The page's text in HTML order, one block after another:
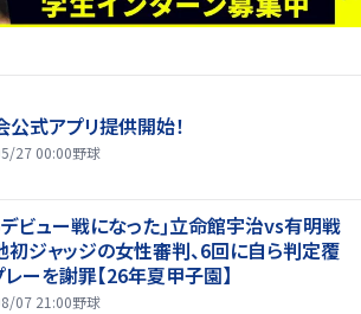
公式アプリ提供開始！
27 00:00野球
ビュー戦になった｣立命館宇治vs有明戦
初ジャッジの女性審判、6回に自ら判定覆
レーを謝罪【26年夏甲子園】
07 21:00野球